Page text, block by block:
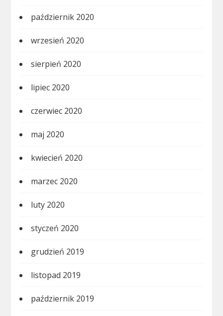
październik 2020
wrzesień 2020
sierpień 2020
lipiec 2020
czerwiec 2020
maj 2020
kwiecień 2020
marzec 2020
luty 2020
styczeń 2020
grudzień 2019
listopad 2019
październik 2019